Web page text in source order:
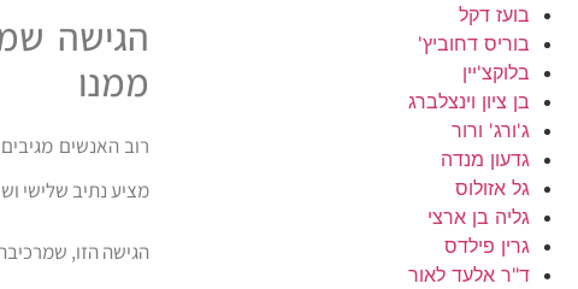
בועז דקל
בוריס דחוביץ'
בלוקצ'יין
בן ציון וינצלברג
ג'ורג' ורור
גדעון מנדה
גל אזולוס
גליה בן ארצי
גרין פילדס
ד"ר אלעד לאור
הגישה
ממנו
רוב האנשים
מציע נתיב שלישי
הגישה הזו,